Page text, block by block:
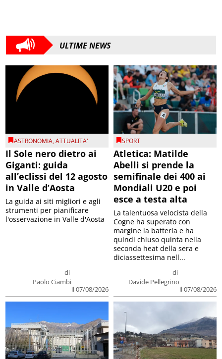
ULTIME NEWS
ASTRONOMIA,ATTUALITA'
Il Sole nero dietro ai
Giganti: guida
all’eclissi del 12 agosto
in Valle d’Aosta
di
Paolo Ciambi
il 07/08/2026
La guida ai siti migliori e agli
strumenti per pianificare
l'osservazione in Valle d'Aosta
SPORT
Atletica: Matilde
Abelli si prende la
semifinale dei 400 ai
Mondiali U20 e poi
esce a testa alta
di
Davide Pellegrino
il 07/08/2026
La talentuosa velocista della
Cogne ha superato con
margine la batteria e ha
quindi chiuso quinta nella
seconda heat della sera e
diciassettesima nell...